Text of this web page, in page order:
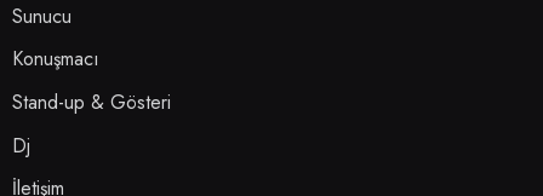
Sunucu
Konuşmacı
Stand-up & Gösteri
Dj
İletişim